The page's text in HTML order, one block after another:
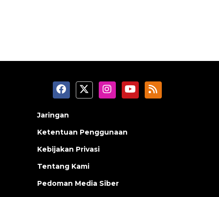
Jaringan
Ketentuan Penggunaan
Kebijakan Privasi
Tentang Kami
Pedoman Media Siber